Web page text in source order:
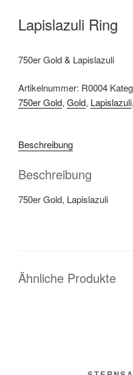
Lapislazuli Ring
750er Gold & Lapislazuli
Artikelnummer: R0004
750er Gold, Gold, Lapislazuli,
Beschreibung
Beschreibung
750er Gold, Lapislazuli
Ähnliche Produkte